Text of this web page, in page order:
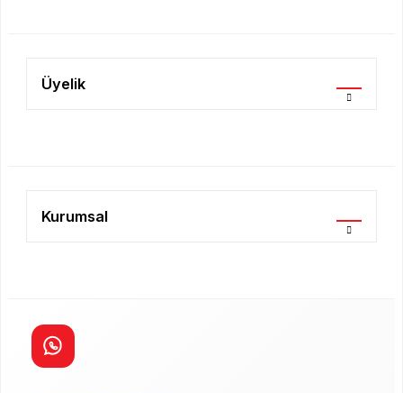
Üyelik
Kurumsal